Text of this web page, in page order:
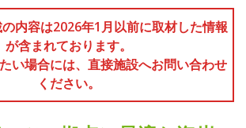
内容は2026年1月以前に取材した情報
が含まれております。
い場合には、直接施設へお問い合わせ
ください。